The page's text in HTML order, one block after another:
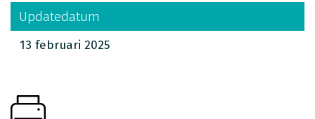
Updatedatum
13 februari 2025